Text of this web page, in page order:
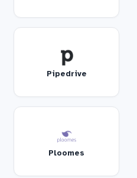
Pipedrive
Ploomes